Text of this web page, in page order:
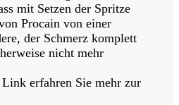
mit Setzen der Spritze
Procain von einer
der Schmerz komplett
nicht mehr
erfahren Sie mehr zur